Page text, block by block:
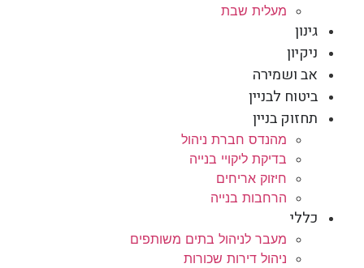
מעלית שבת
גינון
ניקיון
אב ושמירה
ביטוח לבניין
תחזוק בניין
מהנדס חברת ניהול
בדיקת ליקויי בנייה
חיזוק אריחים
הרחבות בנייה
כללי
מעבר לניהול בתים משותפים
ניהול דירות שכורות